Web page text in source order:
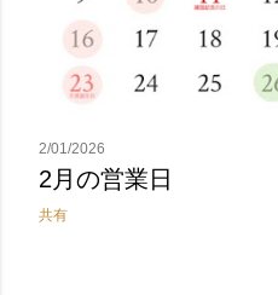
2/01/2026
2月の営業日
共有